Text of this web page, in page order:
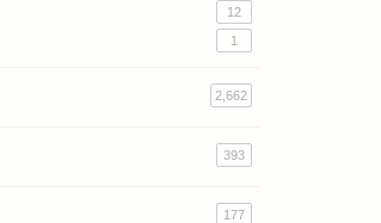
12
1
2,662
393
177